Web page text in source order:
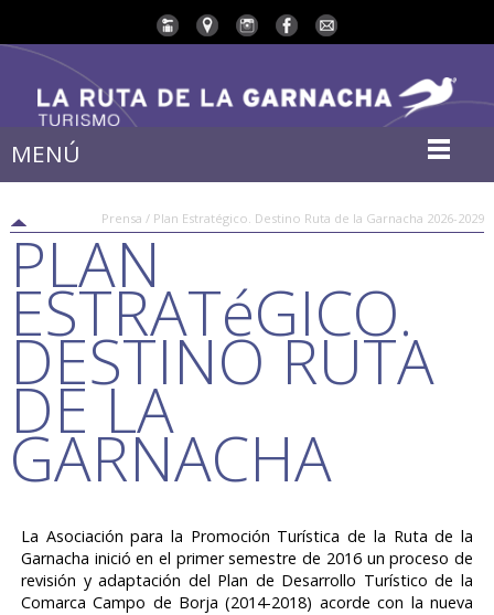
MENÚ
Prensa / Plan Estratégico. Destino Ruta de la Garnacha 2026-2029
PLAN
ESTRATéGICO.
DESTINO RUTA
DE LA
GARNACHA
La Asociación para la Promoción Turística de la Ruta de la
Garnacha inició en el primer semestre de 2016 un proceso de
revisión y adaptación del Plan de Desarrollo Turístico de la
Comarca Campo de Borja (2014-2018) acorde con la nueva